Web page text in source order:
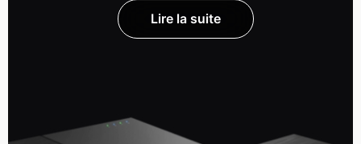
Lire la suite